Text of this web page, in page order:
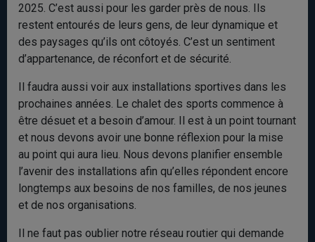
2025. C’est aussi pour les garder près de nous. Ils
restent entourés de leurs gens, de leur dynamique et
des paysages qu’ils ont côtoyés. C’est un sentiment
d’appartenance, de réconfort et de sécurité.
Il faudra aussi voir aux installations sportives dans les
prochaines années. Le chalet des sports commence à
être désuet et a besoin d’amour. Il est à un point tournant
et nous devons avoir une bonne réflexion pour la mise
au point qui aura lieu. Nous devons planifier ensemble
l’avenir des installations afin qu’elles répondent encore
longtemps aux besoins de nos familles, de nos jeunes
et de nos organisations.
Il ne faut pas oublier notre réseau routier qui demande